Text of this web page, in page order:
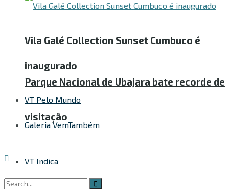
Vila Galé Collection Sunset Cumbuco é
inaugurado
VT Pelo Mundo
Galeria VemTambém
Parque Nacional de Ubajara bate recorde de
visitação
VT Indica